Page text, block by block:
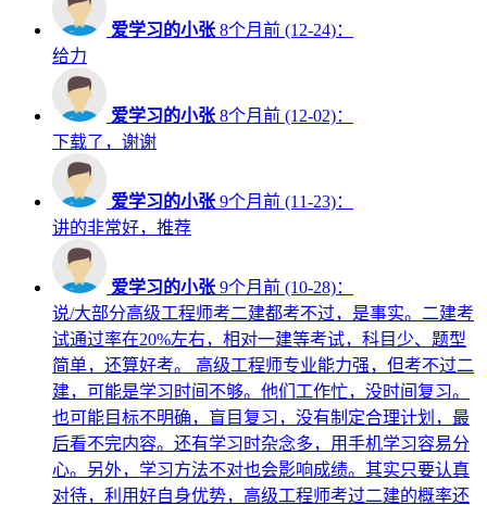
爱学习的小张 8个月前 (12-24)：
给力
爱学习的小张 8个月前 (12-02)：
下载了，谢谢
爱学习的小张 9个月前 (11-23)：
讲的非常好，推荐
爱学习的小张 9个月前 (10-28)：
说/大部分高级工程师考二建都考不过，是事实。二建考
试通过率在20%左右，相对一建等考试，科目少、题型
简单，还算好考。 高级工程师专业能力强，但考不过二
建，可能是学习时间不够。他们工作忙，没时间复习。
也可能目标不明确，盲目复习，没有制定合理计划，最
后看不完内容。还有学习时杂念多，用手机学习容易分
心。另外，学习方法不对也会影响成绩。其实只要认真
对待，利用好自身优势，高级工程师考过二建的概率还